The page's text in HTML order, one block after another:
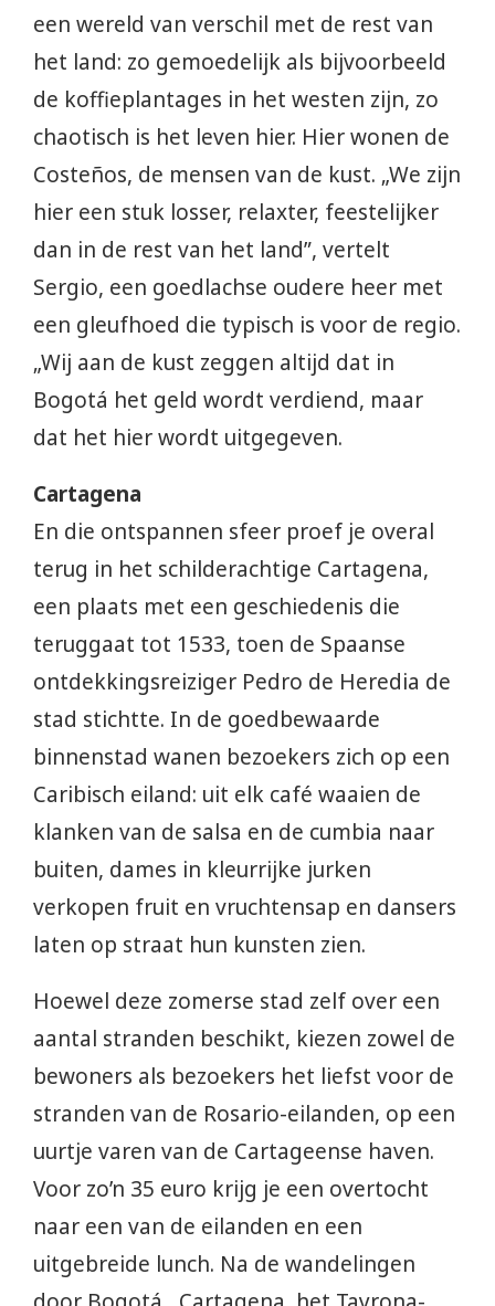
een wereld van verschil met de rest van
het land: zo gemoedelijk als bijvoorbeeld
de koffieplantages in het westen zijn, zo
chaotisch is het leven hier. Hier wonen de
Costeños, de mensen van de kust. „We zijn
hier een stuk losser, relaxter, feestelijker
dan in de rest van het land”, vertelt
Sergio, een goedlachse oudere heer met
een gleufhoed die typisch is voor de regio.
„Wij aan de kust zeggen altijd dat in
Bogotá het geld wordt verdiend, maar
dat het hier wordt uitgegeven.
Cartagena
En die ontspannen sfeer proef je overal
terug in het schilderachtige Cartagena,
een plaats met een geschiedenis die
teruggaat tot 1533, toen de Spaanse
ontdekkingsreiziger Pedro de Heredia de
stad stichtte. In de goedbewaarde
binnenstad wanen bezoekers zich op een
Caribisch eiland: uit elk café waaien de
klanken van de salsa en de cumbia naar
buiten, dames in kleurrijke jurken
verkopen fruit en vruchtensap en dansers
laten op straat hun kunsten zien.
Hoewel deze zomerse stad zelf over een
aantal stranden beschikt, kiezen zowel de
bewoners als bezoekers het liefst voor de
stranden van de Rosario-eilanden, op een
uurtje varen van de Cartageense haven.
Voor zo’n 35 euro krijg je een overtocht
naar een van de eilanden en een
uitgebreide lunch. Na de wandelingen